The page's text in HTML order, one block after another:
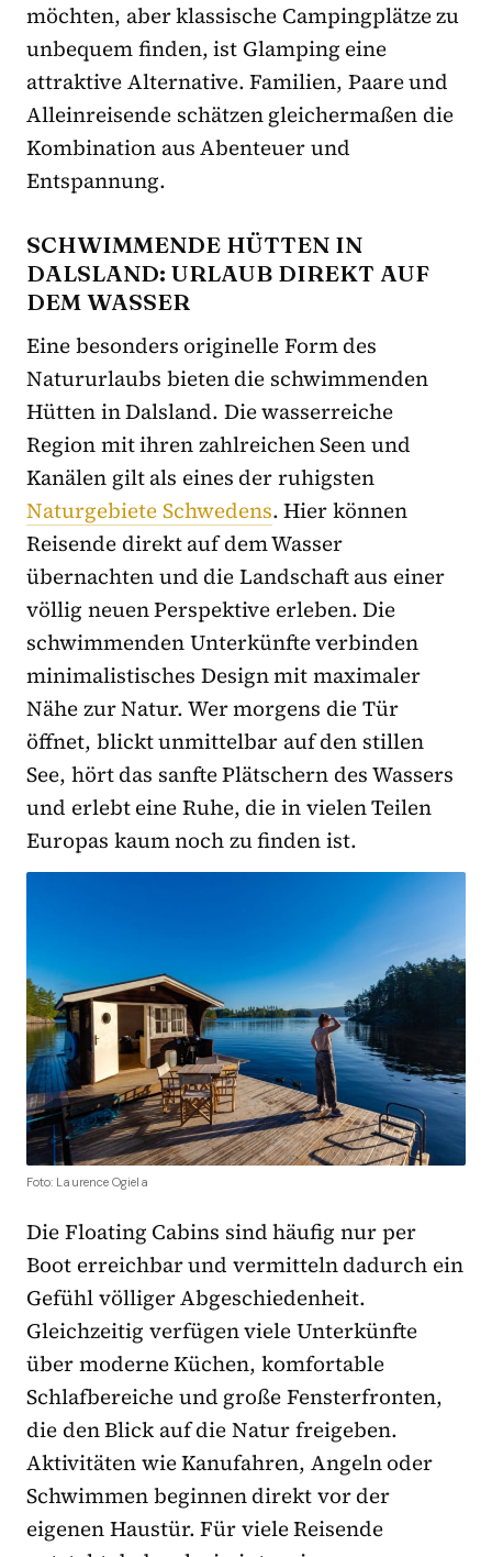
möchten, aber klassische Campingplätze zu
unbequem finden, ist Glamping eine
attraktive Alternative. Familien, Paare und
Alleinreisende schätzen gleichermaßen die
Kombination aus Abenteuer und
Entspannung.
SCHWIMMENDE HÜTTEN IN
DALSLAND: URLAUB DIREKT AUF
DEM WASSER
Eine besonders originelle Form des
Natururlaubs bieten die schwimmenden
Hütten in Dalsland. Die wasserreiche
Region mit ihren zahlreichen Seen und
Kanälen gilt als eines der ruhigsten
Naturgebiete Schwedens. Hier können
Reisende direkt auf dem Wasser
übernachten und die Landschaft aus einer
völlig neuen Perspektive erleben. Die
schwimmenden Unterkünfte verbinden
minimalistisches Design mit maximaler
Nähe zur Natur. Wer morgens die Tür
öffnet, blickt unmittelbar auf den stillen
See, hört das sanfte Plätschern des Wassers
und erlebt eine Ruhe, die in vielen Teilen
Europas kaum noch zu finden ist.
Foto: Laurence Ogiela
Die Floating Cabins sind häufig nur per
Boot erreichbar und vermitteln dadurch ein
Gefühl völliger Abgeschiedenheit.
Gleichzeitig verfügen viele Unterkünfte
über moderne Küchen, komfortable
Schlafbereiche und große Fensterfronten,
die den Blick auf die Natur freigeben.
Aktivitäten wie Kanufahren, Angeln oder
Schwimmen beginnen direkt vor der
eigenen Haustür. Für viele Reisende